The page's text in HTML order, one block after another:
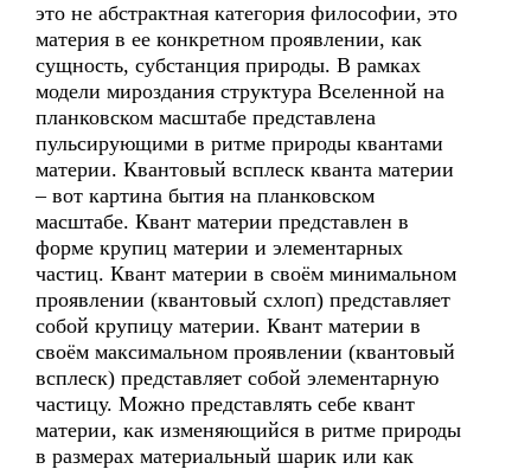
это не абстрактная категория философии, это
материя в ее конкретном проявлении, как
сущность, субстанция природы. В рамках
модели мироздания структура Вселенной на
планковском масштабе представлена
пульсирующими в ритме природы квантами
материи. Квантовый всплеск кванта материи
– вот картина бытия на планковском
масштабе. Квант материи представлен в
форме крупиц материи и элементарных
частиц. Квант материи в своём минимальном
проявлении (квантовый схлоп) представляет
собой крупицу материи. Квант материи в
своём максимальном проявлении (квантовый
всплеск) представляет собой элементарную
частицу. Можно представлять себе квант
материи, как изменяющийся в ритме природы
в размерах материальный шарик или как